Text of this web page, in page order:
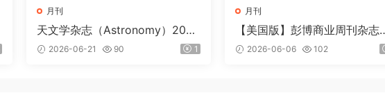
月刊
天文学杂志（Astronomy）2026
年8月
2026-06-21 90 1
月刊
【美国版】彭博商业周刊杂志
loomberg Businessweek）
6年6月
2026-06-06 102